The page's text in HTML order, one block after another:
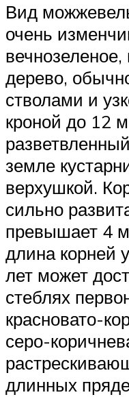
Вид
очень
дерево,
стволами и
кроной до 12
земле
верхушкой.
сильно
превышает 4
длина корней
лет может
стеблях
красновато-
серо-
длинных